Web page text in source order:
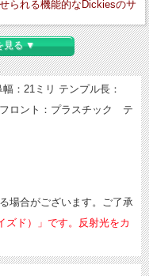
られる機能的なDickiesのサ
見る ▼
21ミリ テンプル長：
ント：プラスチック テ
場合がございます。ご了承
ド）」です。反射光をカ